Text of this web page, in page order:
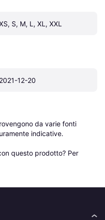
S, M, L, XL, XXL
2021-12-20
da varie fonti
indicative.
questo prodotto? Per